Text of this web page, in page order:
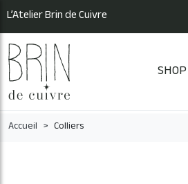
L’Atelier Brin de Cuivre
SHOP
Accueil Colliers